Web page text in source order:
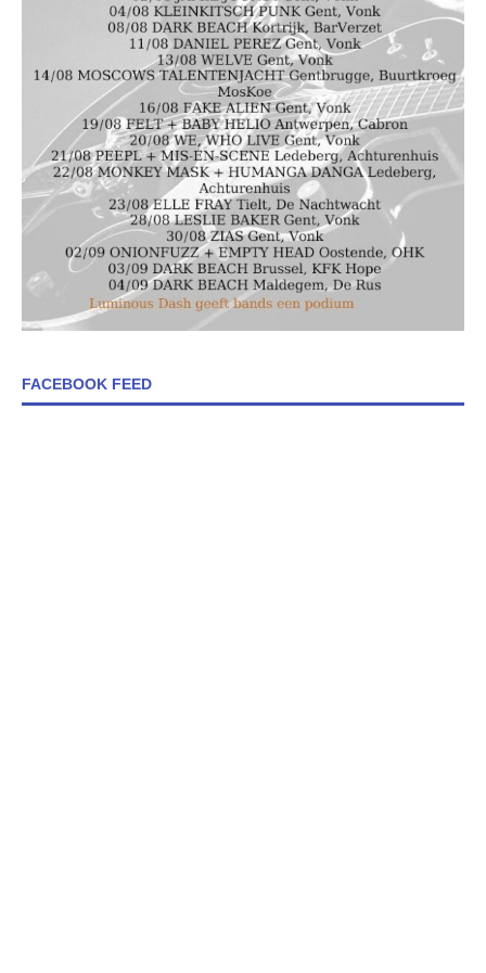
FACEBOOK FEED